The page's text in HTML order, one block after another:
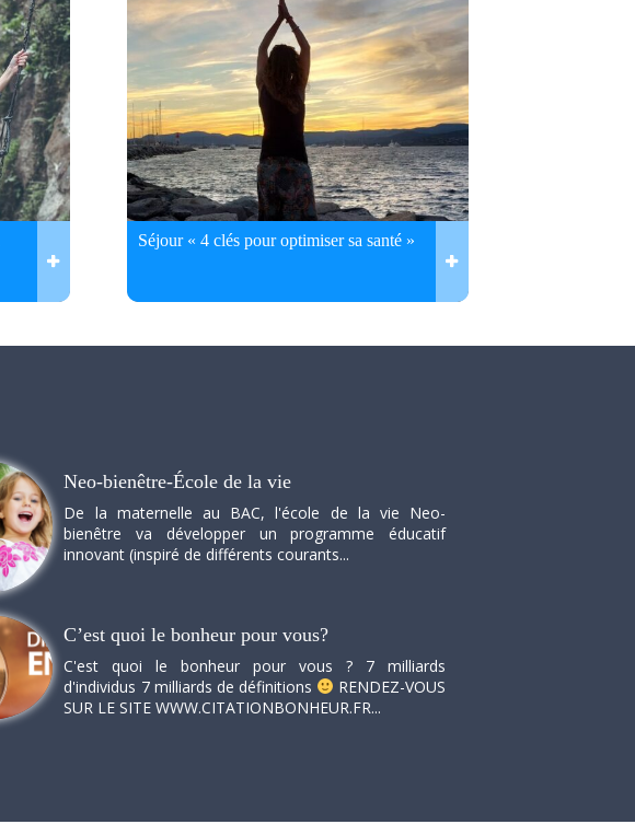
Séjour « 4 clés pour optimiser sa santé »
Neo-bienêtre-École de la vie
De la maternelle au BAC, l'école de la vie Neo-
bienêtre va développer un programme éducatif
innovant (inspiré de différents courants...
C’est quoi le bonheur pour vous?
C'est quoi le bonheur pour vous ? 7 milliards
d'individus 7 milliards de définitions
RENDEZ-VOUS
SUR LE SITE WWW.CITATIONBONHEUR.FR...